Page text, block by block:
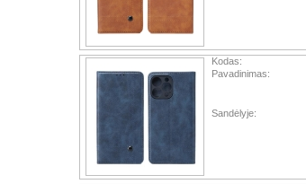
Kodas:
Pavadinimas:
Sandėlyje: